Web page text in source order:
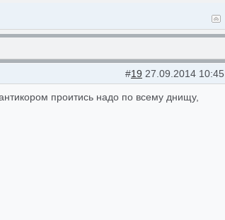
#19 27.09.2014 10:45
проитись надо по всему днищу,